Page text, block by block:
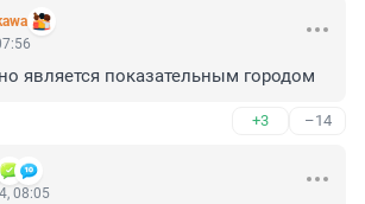
является показательным городом
+3 –14
08:05